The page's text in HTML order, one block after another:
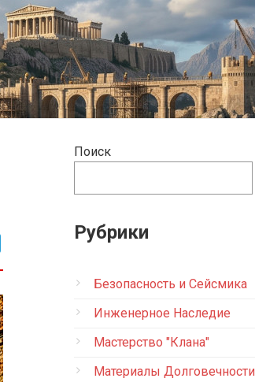
Поиск
Рубрики
Безопасность и Сейсмика
Инженерное Наследие
Мастерство "Клана"
Материалы Долговечности